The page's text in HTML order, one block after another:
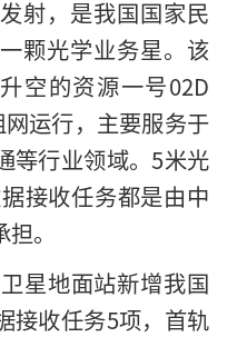
射，是我国国家民
颗光学业务星。该
空的资源一号02D
网运行，主要服务于
等行业领域。5米光
接收任务都是由中
。
星地面站新增我国
接收任务5项，首轨